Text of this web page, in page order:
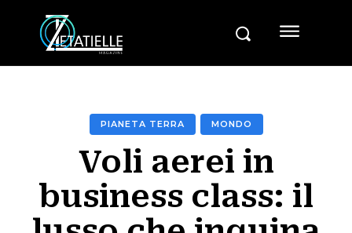
PIANETA TERRA MONDO
Voli aerei in
business class: il